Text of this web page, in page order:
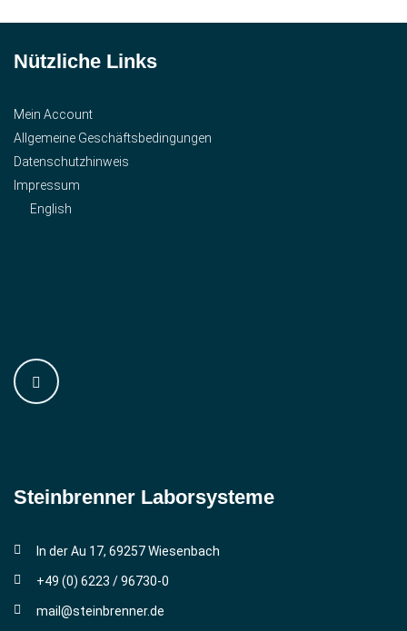
Nützliche Links
Mein Account
Allgemeine Geschäftsbedingungen
Datenschutzhinweis
Impressum
English
Steinbrenner ­Laborsysteme
In der Au 17, 69257 Wiesenbach
+49 (0) 6223 / 96730-0
mail@steinbrenner.de